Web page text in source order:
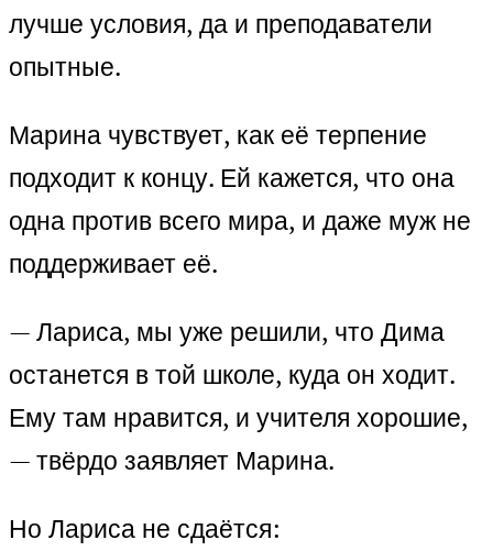
лучше условия, да и преподаватели
опытные.
Марина чувствует, как её терпение
подходит к концу. Ей кажется, что она
одна против всего мира, и даже муж не
поддерживает её.
— Лариса, мы уже решили, что Дима
останется в той школе, куда он ходит.
Ему там нравится, и учителя хорошие,
— твёрдо заявляет Марина.
Но Лариса не сдаётся: